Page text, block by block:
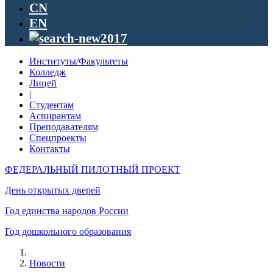
CN
EN
Институты/Факультеты
Колледж
Лицей
|
Студентам
Аспирантам
Преподавателям
Спецпроекты
Контакты
ФЕДЕРАЛЬНЫЙ ПИЛОТНЫЙ ПРОЕКТ
День открытых дверей
Год единства народов России
Год дошкольного образования
Новости